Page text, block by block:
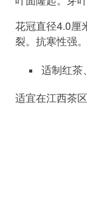
花冠直径4.0厘
裂。抗寒性强。
适制红茶
适宜在江西茶区